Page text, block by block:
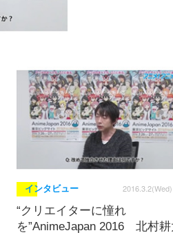
インタビュー
“クリエイターに憧れ
を”AnimeJapan 2016 北村耕